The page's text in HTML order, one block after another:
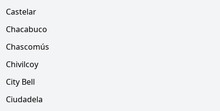
Castelar
Chacabuco
Chascomús
Chivilcoy
City Bell
Ciudadela